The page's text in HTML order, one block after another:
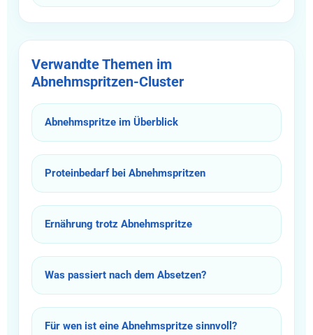
Verwandte Themen im
Abnehmspritzen-Cluster
Abnehmspritze im Überblick
Proteinbedarf bei Abnehmspritzen
Ernährung trotz Abnehmspritze
Was passiert nach dem Absetzen?
Für wen ist eine Abnehmspritze sinnvoll?